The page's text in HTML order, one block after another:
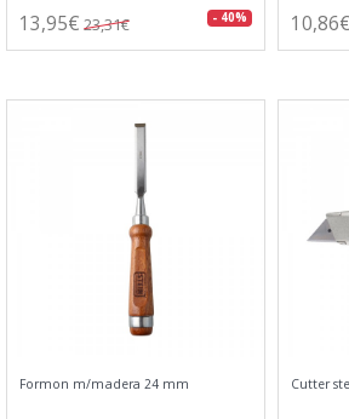
13,95€ 23,31€ - 40% 10,86€
Formon m/madera 24 mm Cutter